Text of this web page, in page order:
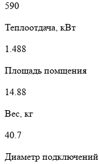
590
Теплоотдача, кВт
1.488
Площадь помщения
14.88
Вес, кг
40.7
Диаметр подключений